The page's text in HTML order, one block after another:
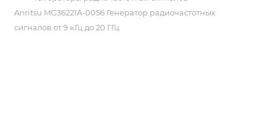
Anritsu MG36221A-0056 Генератор радиочастотных
сигналов от 9 кГц до 20 ГГц